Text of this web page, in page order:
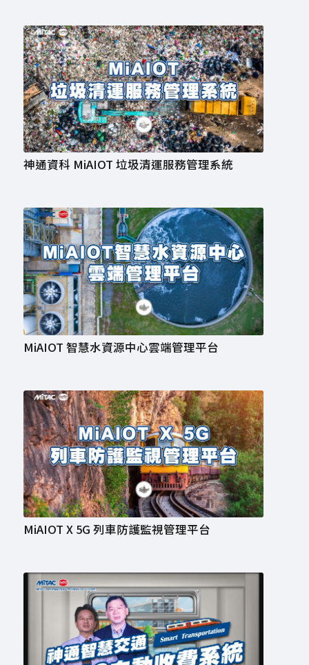
神通資科 MiAIOT 垃圾清運服務管理系統
MiAIOT 智慧水資源中心雲端管理平台
MiAIOT X 5G 列車防護監視管理平台